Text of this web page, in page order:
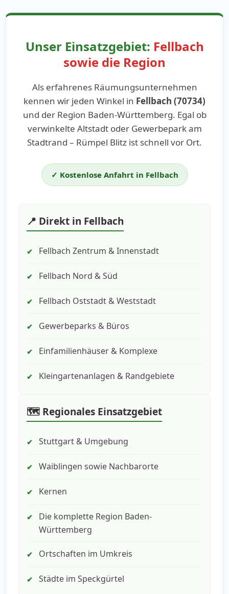
Unser Einsatzgebiet: Fellbach
sowie die Region
Als erfahrenes Räumungsunternehmen
kennen wir jeden Winkel in Fellbach (70734)
und der Region Baden-Württemberg. Egal ob
verwinkelte Altstadt oder Gewerbepark am
Stadtrand – Rümpel Blitz ist schnell vor Ort.
✓ Kostenlose Anfahrt in Fellbach
📍 Direkt in Fellbach
✔ Fellbach Zentrum & Innenstadt
✔ Fellbach Nord & Süd
✔ Fellbach Oststadt & Weststadt
✔ Gewerbeparks & Büros
✔ Einfamilienhäuser & Komplexe
✔ Kleingartenanlagen & Randgebiete
🗺️ Regionales Einsatzgebiet
✔ Stuttgart & Umgebung
✔ Waiblingen sowie Nachbarorte
✔ Kernen
✔
Die komplette Region Baden-
Württemberg
✔ Ortschaften im Umkreis
✔ Städte im Speckgürtel